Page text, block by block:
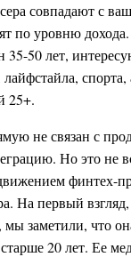
совпадают с
по уровню
50 лет,
25+.
не связан с
Но это не
финтех-
На первый
заметили, что
20 лет. Ее